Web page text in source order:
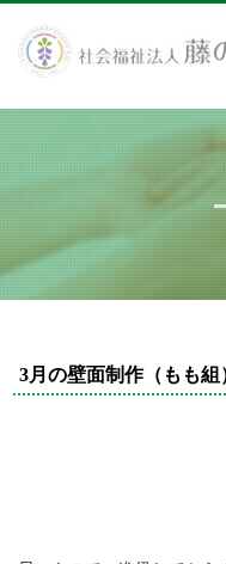
3月の壁面制作（もも組